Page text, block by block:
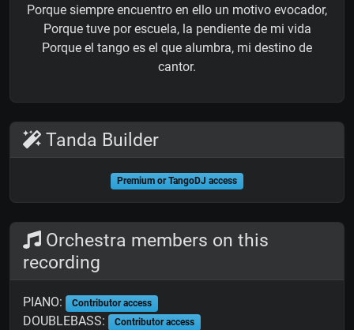
Porque siempre encuentro en ello un motivo evocador,
Porque tuve por escuela, la pendiente de mi vida
Porque el tango es el que alumbra, mi destino de
cantor.
Tanda Builder
Premium or TangoDJ access
Orchestra members on this
recording
PIANO: Contributor access
DOUBLEBASS: Contributor access